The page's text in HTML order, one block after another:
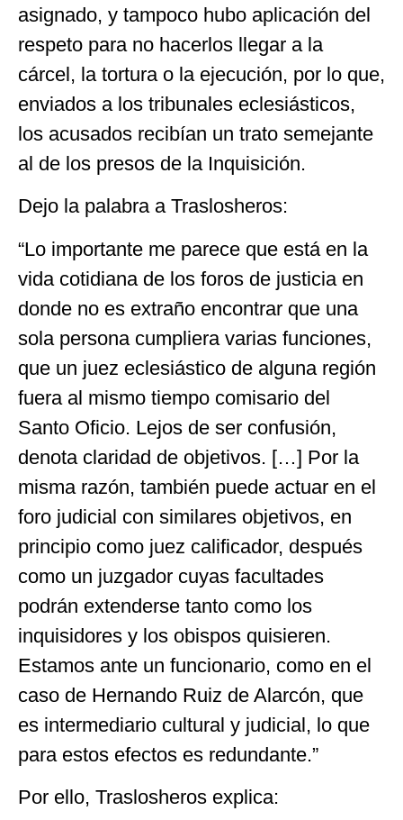
asignado, y tampoco hubo aplicación del
respeto para no hacerlos llegar a la
cárcel, la tortura o la ejecución, por lo que,
enviados a los tribunales eclesiásticos,
los acusados recibían un trato semejante
al de los presos de la Inquisición.
Dejo la palabra a Traslosheros:
“Lo importante me parece que está en la
vida cotidiana de los foros de justicia en
donde no es extraño encontrar que una
sola persona cumpliera varias funciones,
que un juez eclesiástico de alguna región
fuera al mismo tiempo comisario del
Santo Oficio. Lejos de ser confusión,
denota claridad de objetivos. […] Por la
misma razón, también puede actuar en el
foro judicial con similares objetivos, en
principio como juez calificador, después
como un juzgador cuyas facultades
podrán extenderse tanto como los
inquisidores y los obispos quisieren.
Estamos ante un funcionario, como en el
caso de Hernando Ruiz de Alarcón, que
es intermediario cultural y judicial, lo que
para estos efectos es redundante.”
Por ello, Traslosheros explica: